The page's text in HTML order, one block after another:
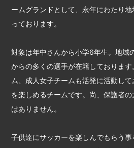
ームグランドとして、永年にわたり
っております。
対象は年中さんから小学6年生。地域
からの多くの選手が在籍しておりま
ム、成人女子チームも活発に活動し
を楽しめるチームです。尚、保護者
はありません。
子供達にサッカーを楽しんでもらう